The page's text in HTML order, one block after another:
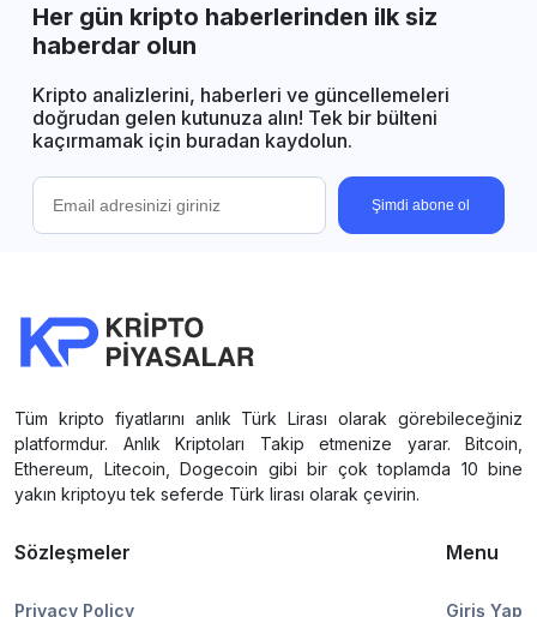
Her gün kripto haberlerinden ilk siz
haberdar olun
Kripto analizlerini, haberleri ve güncellemeleri
doğrudan gelen kutunuza alın! Tek bir bülteni
kaçırmamak için buradan kaydolun.
Şimdi abone ol
Tüm kripto fiyatlarını anlık Türk Lirası olarak görebileceğiniz
platformdur. Anlık Kriptoları Takip etmenize yarar. Bitcoin,
Ethereum, Litecoin, Dogecoin gibi bir çok toplamda 10 bine
yakın kriptoyu tek seferde Türk lirası olarak çevirin.
Sözleşmeler
Privacy Policy
Menu
Giriş Yap